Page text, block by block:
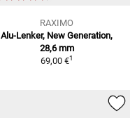
RAXIMO
Alu-Lenker, New Generation,
28,6 mm
69,00 €1